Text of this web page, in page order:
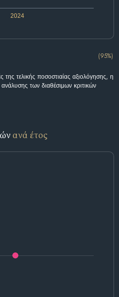
2024
(95%)
της τελικής ποσοστιαίας αξιολόγησης, η
των διαθέσιμων κριτικών
ανά έτος